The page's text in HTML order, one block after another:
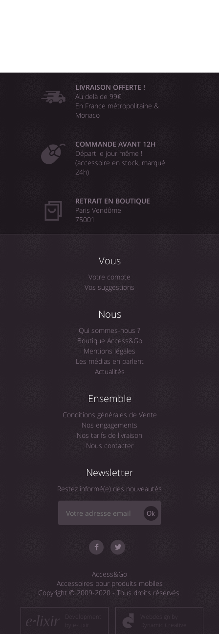
LIVRAISON OFFERTE !
Au delà de 99€
En France métropolitaine &
Monaco
COMMANDE AVANT 12H
Départ le jour même !
(accessoire en stock, marqué
24h)
RETRAIT EN BOUTIQUE
Paris Vendôme
75001
Vous
Votre compte
Vos suggestions
Nous
Qui sommes-nous ?
Boutique Access&Go
Mentions légales
Les médias en parlent
Actualités
Ensemble
Conditions générales de Vente
Nos engagements
Nos tarifs de livraison
Nous contacter
Newsletter
Restez informé(e) des nouveautés
Ok
Access&Go
Accessoires pour produits mobiles
Copyright © 2009-2020 - Tous droits réservés.
Development
Webdesign by
Dynamic Creative